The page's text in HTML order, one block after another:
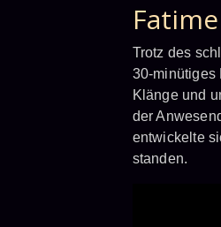
Trotz des
30-minütiges
Klänge und
der
entwickelte
standen.